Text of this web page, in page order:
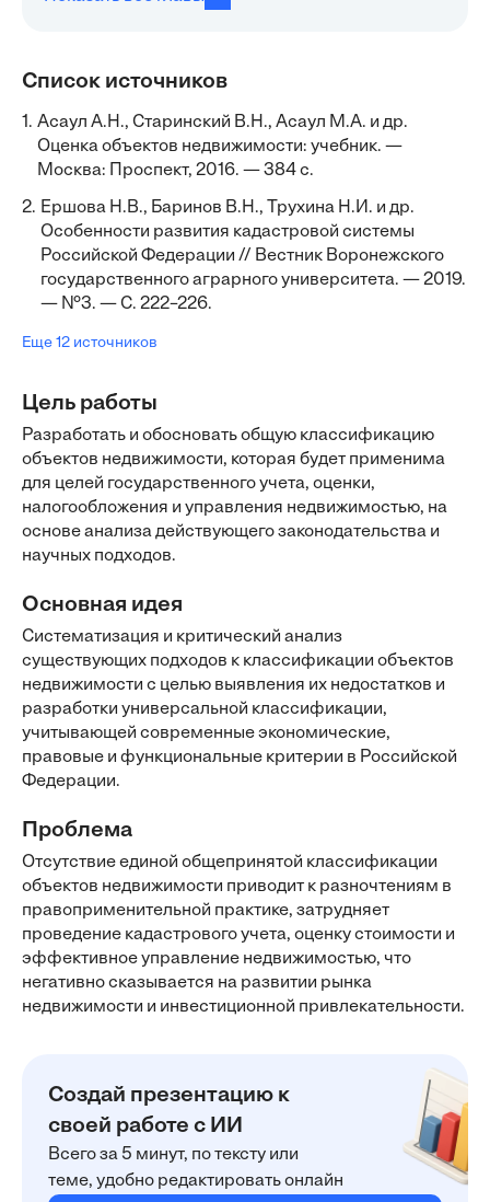
Список источников
1. Асаул А.Н., Старинский В.Н., Асаул М.А. и др.
Оценка объектов недвижимости: учебник. —
Москва: Проспект, 2016. — 384 с.
2. Ершова Н.В., Баринов В.Н., Трухина Н.И. и др.
Особенности развития кадастровой системы
Российской Федерации // Вестник Воронежского
государственного аграрного университета. — 2019.
— №3. — С. 222–226.
Еще 12 источников
Цель работы
Разработать и обосновать общую классификацию
объектов недвижимости, которая будет применима
для целей государственного учета, оценки,
налогообложения и управления недвижимостью, на
основе анализа действующего законодательства и
научных подходов.
Основная идея
Систематизация и критический анализ
существующих подходов к классификации объектов
недвижимости с целью выявления их недостатков и
разработки универсальной классификации,
учитывающей современные экономические,
правовые и функциональные критерии в Российской
Федерации.
Проблема
Отсутствие единой общепринятой классификации
объектов недвижимости приводит к разночтениям в
правоприменительной практике, затрудняет
проведение кадастрового учета, оценку стоимости и
эффективное управление недвижимостью, что
негативно сказывается на развитии рынка
недвижимости и инвестиционной привлекательности.
Создай презентацию к
своей работе с ИИ
Всего за 5 минут, по тексту или
теме, удобно редактировать онлайн